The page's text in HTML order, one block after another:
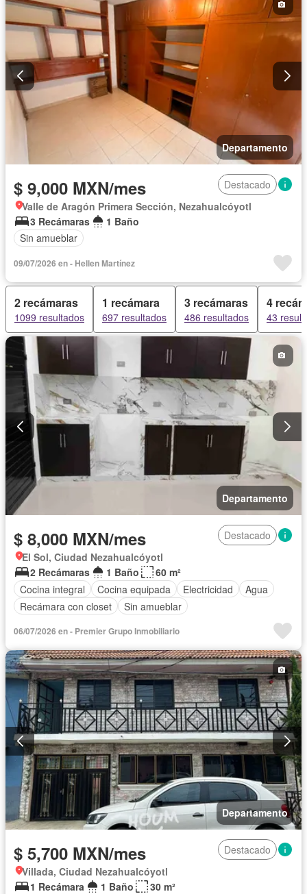
Departamento
$ 9,000 MXN/mes
Destacado
Valle de Aragón Primera Sección, Nezahualcóyotl
3 Recámaras
1 Baño
Sin amueblar
09/07/2026 en - Hellen Martínez
2 recámaras
1099 resultados
1 recámara
697 resultados
3 recámaras
486 resultados
4
43
Departamento
$ 8,000 MXN/mes
Destacado
El Sol, Ciudad Nezahualcóyotl
2 Recámaras
1 Baño
60 m²
Cocina integral
Cocina equipada Electricidad
Agua
Recámara con closet
Sin amueblar
06/07/2026 en - Premier Grupo Inmobiliario
Departamento
$ 5,700 MXN/mes
Destacado
Villada, Ciudad Nezahualcóyotl
1 Recámara
1 Baño
30 m²